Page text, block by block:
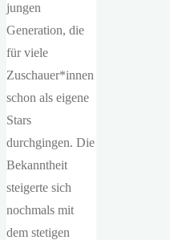
jungen
Generation, die
für viele
Zuschauer*innen
schon als eigene
Stars
durchgingen. Die
Bekanntheit
steigerte sich
nochmals mit
dem stetigen